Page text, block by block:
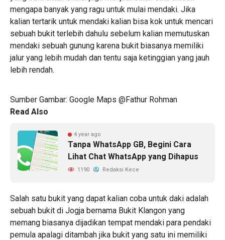
mengapa banyak yang ragu untuk mulai mendaki. Jika
kalian tertarik untuk mendaki kalian bisa kok untuk mencari
sebuah bukit terlebih dahulu sebelum kalian memutuskan
mendaki sebuah gunung karena bukit biasanya memiliki
jalur yang lebih mudah dan tentu saja ketinggian yang jauh
lebih rendah.
Sumber Gambar: Google Maps @Fathur Rohman
Read Also
4 year ago
Tanpa WhatsApp GB, Begini Cara
Lihat Chat WhatsApp yang Dihapus
1190 Redaksi Kece
Salah satu bukit yang dapat kalian coba untuk daki adalah
sebuah bukit di Jogja bernama Bukit Klangon yang
memang biasanya dijadikan tempat mendaki para pendaki
pemula apalagi ditambah jika bukit yang satu ini memiliki